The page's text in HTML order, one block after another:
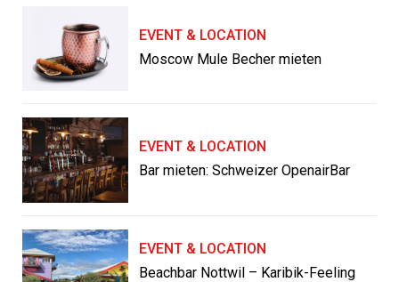
EVENT & LOCATION
Moscow Mule Becher mieten
EVENT & LOCATION
Bar mieten: Schweizer OpenairBar
EVENT & LOCATION
Beachbar Nottwil – Karibik-Feeling